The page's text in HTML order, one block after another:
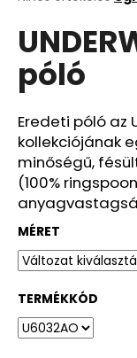
átlagos
értékelése
ből
0,0
csillag.
póló
Eredeti póló az
kollekciójának
minőségű,
(100%
MÉRET
TERMÉKKÓD